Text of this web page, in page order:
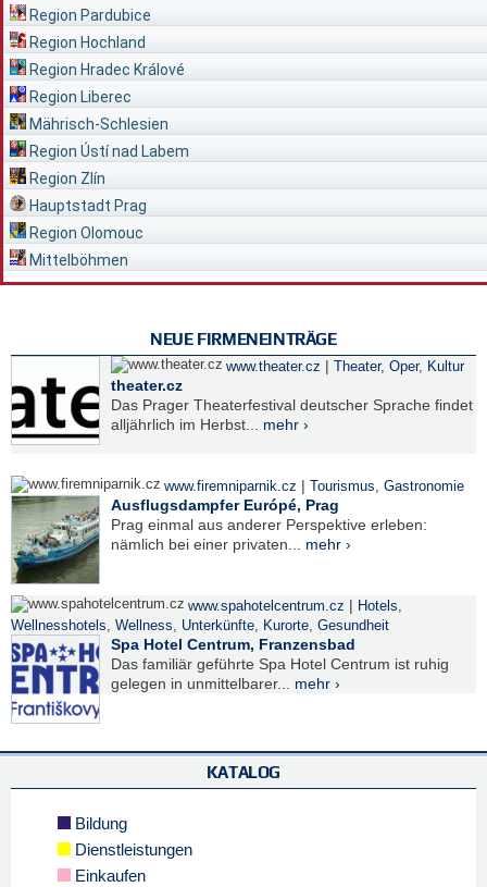
Region Pardubice
Region Hochland
Region Hradec Králové
Region Liberec
Mährisch-Schlesien
Region Ústí nad Labem
Region Zlín
Hauptstadt Prag
Region Olomouc
Mittelböhmen
NEUE FIRMENEINTRÄGE
www.theater.cz | Theater, Oper, Kultur
theater.cz
Das Prager Theaterfestival deutscher Sprache findet
alljährlich im Herbst... mehr ›
www.firemniparnik.cz | Tourismus, Gastronomie
Ausflugsdampfer Európé, Prag
Prag einmal aus anderer Perspektive erleben:
nämlich bei einer privaten... mehr ›
www.spahotelcentrum.cz | Hotels,
Wellnesshotels, Wellness, Unterkünfte, Kurorte, Gesundheit
Spa Hotel Centrum, Franzensbad
Das familiär geführte Spa Hotel Centrum ist ruhig
gelegen in unmittelbarer... mehr ›
KATALOG
Bildung
Dienstleistungen
Einkaufen